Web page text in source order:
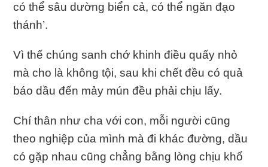
có thể sâu dường biển cả, có thể ngăn đạo
thánh’.
Vì thế chúng sanh chớ khinh điều quấy nhỏ
mà cho là không tội, sau khi chết đều có quả
báo dầu đến mảy mún đều phải chịu lấy.
Chí thân như cha với con, mỗi người cũng
theo nghiệp của mình mà đi khác đường, dầu
có gặp nhau cũng chẳng bằng lòng chịu khổ